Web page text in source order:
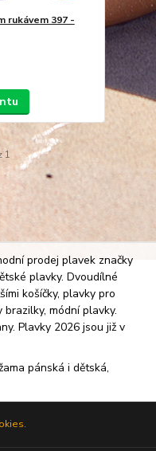
rukávem 397 -
1
prodej plavek značky
plavky. Dvoudílné
košíčky, plavky pro
módní plavky.
Plavky 2026 jsou již v
pánská i dětská,